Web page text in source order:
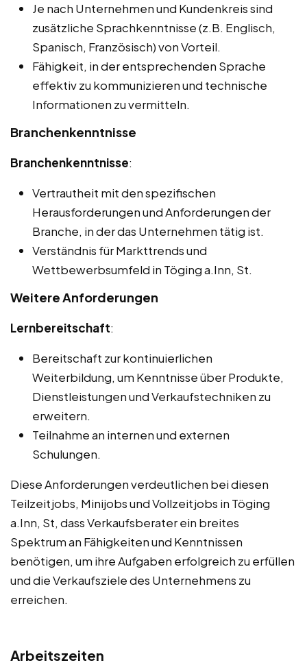
Je nach Unternehmen und Kundenkreis sind
zusätzliche Sprachkenntnisse (z.B. Englisch,
Spanisch, Französisch) von Vorteil.
Fähigkeit, in der entsprechenden Sprache
effektiv zu kommunizieren und technische
Informationen zu vermitteln.
Branchenkenntnisse
Branchenkenntnisse:
Vertrautheit mit den spezifischen
Herausforderungen und Anforderungen der
Branche, in der das Unternehmen tätig ist.
Verständnis für Markttrends und
Wettbewerbsumfeld in Töging a.Inn, St.
Weitere Anforderungen
Lernbereitschaft:
Bereitschaft zur kontinuierlichen
Weiterbildung, um Kenntnisse über Produkte,
Dienstleistungen und Verkaufstechniken zu
erweitern.
Teilnahme an internen und externen
Schulungen.
Diese Anforderungen verdeutlichen bei diesen
Teilzeitjobs, Minijobs und Vollzeitjobs in Töging
a.Inn, St, dass Verkaufsberater ein breites
Spektrum an Fähigkeiten und Kenntnissen
benötigen, um ihre Aufgaben erfolgreich zu erfüllen
und die Verkaufsziele des Unternehmens zu
erreichen.
Arbeitszeiten